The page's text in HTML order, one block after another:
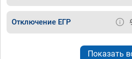
Отключение ЕГР
Показать